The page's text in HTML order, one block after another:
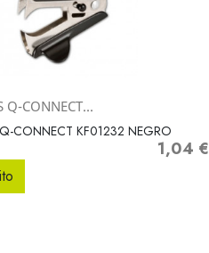
 Vista rápida
Q-CONNECT...
CONNECT KF01232 NEGRO
Precio
1,04 €